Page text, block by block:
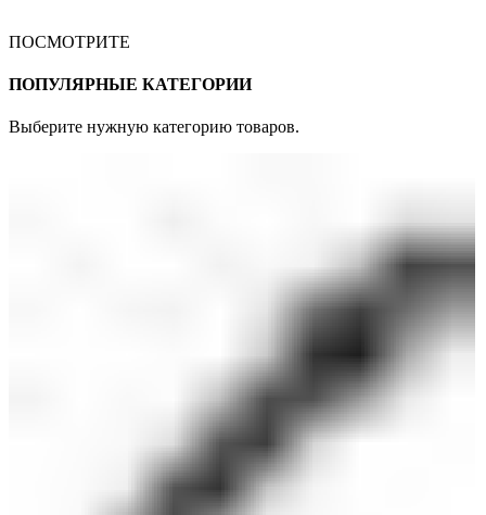
ПОСМОТРИТЕ
ПОПУЛЯРНЫЕ КАТЕГОРИИ
Выберите нужную категорию товаров.